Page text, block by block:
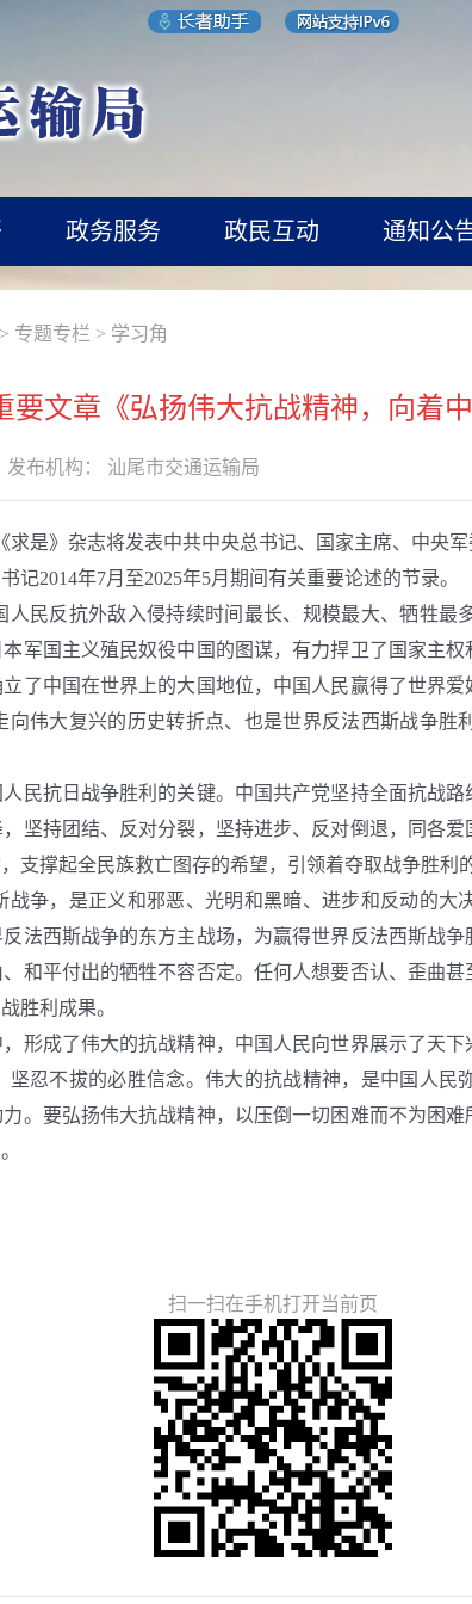
政务服务 政民互动 通知公
> 专题专栏 > 学习角
要文章《弘扬伟大抗战精神，向着
发布机构： 汕尾市交通运输局
》杂志将发表中共中央总书记、国家主席、中央军
2014年7月至2025年5月期间有关重要论述的节录。
反抗外敌入侵持续时间最长、规模最大、牺牲最
军国主义殖民奴役中国的图谋，有力捍卫了国家主
了中国在世界上的大国地位，中国人民赢得了世界
伟大复兴的历史转折点、也是世界反法西斯战争
抗日战争胜利的关键。中国共产党坚持全面抗战路
坚持团结、反对分裂，坚持进步、反对倒退，同各
支撑起全民族救亡图存的希望，引领着夺取战争胜利
，是正义和邪恶、光明和黑暗、进步和反动的大
法西斯战争的东方主战场，为赢得世界反法西斯战
和平付出的牺牲不容否定。任何人想要否认、歪曲
胜利成果。
成了伟大的抗战精神，中国人民向世界展示了天下
忍不拔的必胜信念。伟大的抗战精神，是中国人
。要弘扬伟大抗战精神，以压倒一切困难而不为困
扫一扫在手机打开当前页